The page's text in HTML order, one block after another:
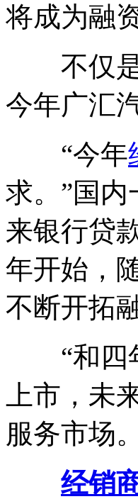
将成为融
不仅
今年广汇
“今年
求。”国内
来银行贷
年开始，
不断开拓
“和四
上市，未
服务市场
经销